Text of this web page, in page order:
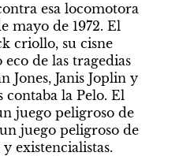
esa locomotora
mayo de 1972. El
criollo, su cisne
de las tragedias
Jones, Janis Joplin y
la Pelo. El
juego peligroso de
juego peligroso de
existencialistas.